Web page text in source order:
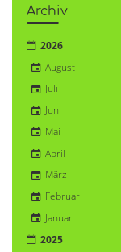
Archiv
2026
August
Juli
Juni
Mai
April
März
Februar
Januar
2025